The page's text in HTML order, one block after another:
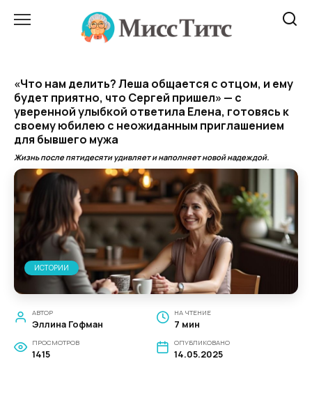
«Что нам делить? Леша общается с отцом, и ему
будет приятно, что Сергей пришел» — с
уверенной улыбкой ответила Елена, готовясь к
своему юбилею с неожиданным приглашением
для бывшего мужа
Жизнь после пятидесяти удивляет и наполняет новой надеждой.
ИСТОРИИ
АВТОР
Эллина Гофман
НА ЧТЕНИЕ
7 мин
ПРОСМОТРОВ
1415
ОПУБЛИКОВАНО
14.05.2025